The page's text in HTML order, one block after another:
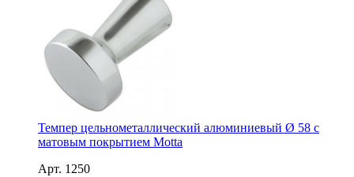
Темпер цельнометаллический алюминиевый Ø 58 с
матовым покрытием Motta
Арт. 1250